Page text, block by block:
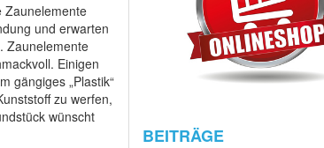
Zaunelemente
und erwarten
Zaunelemente
Einigen
gängiges „Plastik“
zu werfen,
wünscht
BEITRÄGE